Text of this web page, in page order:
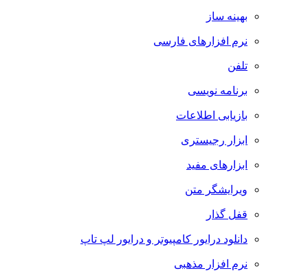
بهینه ساز
نرم افزارهای فارسی
تلفن
برنامه نویسی
بازیابی اطلاعات
ابزار رجیستری
ابزارهای مفید
ویرایشگر متن
قفل گذار
دانلود درایور کامپیوتر و درایور لپ تاپ
نرم افزار مذهبی